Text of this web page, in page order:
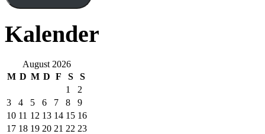
Kalender
August 2026
M D M D F S
S
1
2
3
4 5 6 7 8
9
10 11 12 13 14 15 16
17 18 19 20 21 22 23